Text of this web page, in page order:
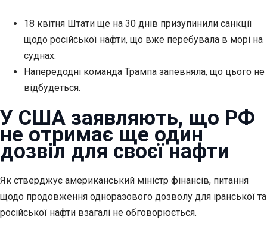
18 квітня Штати ще на 30 днів призупинили санкції
щодо російської нафти, що вже перебувала в морі на
суднах.
Напередодні команда Трампа запевняла, що цього не
відбудеться.
У США заявляють, що РФ
не отримає ще один
дозвіл для своєї нафти
Як стверджує американський міністр фінансів, питання
щодо продовження одноразового дозволу для іранської та
російської нафти взагалі не обговорюється.